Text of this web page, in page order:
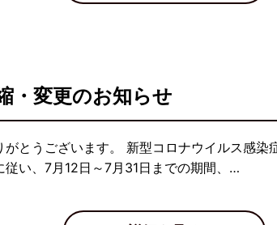
・変更のお知らせ
とうございます。 新型コロナウイルス感
い、7月12日～7月31日までの期間、…